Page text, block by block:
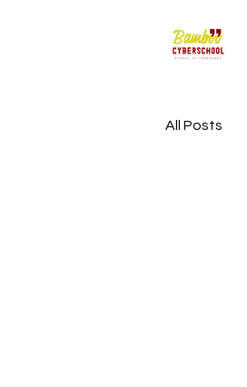
All Posts